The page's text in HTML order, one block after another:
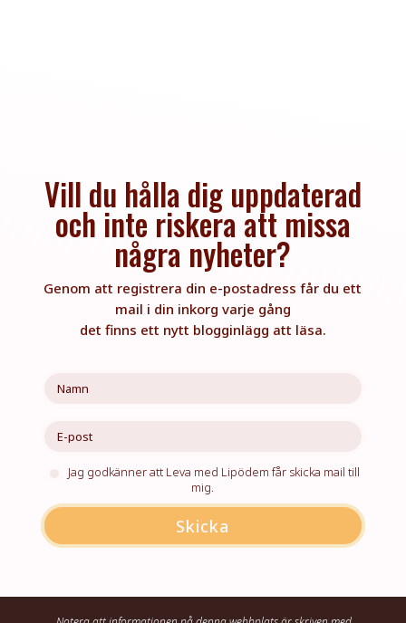
Vill du hålla dig uppdaterad
och inte riskera att missa
några nyheter?
Genom att registrera din e-postadress får du ett
mail i din inkorg varje gång
det finns ett nytt blogginlägg att läsa.
Jag godkänner att Leva med Lipödem får skicka mail till
mig.
Skicka